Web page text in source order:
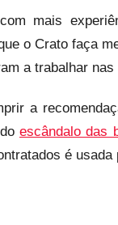
mais
o Crato faça
a trabalhar nas
a
escândalo das
é